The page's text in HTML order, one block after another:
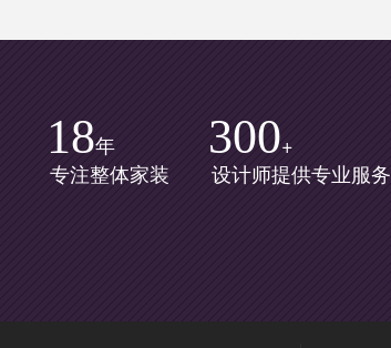
18年
专注整体家装
300+
设计师提供专业服务